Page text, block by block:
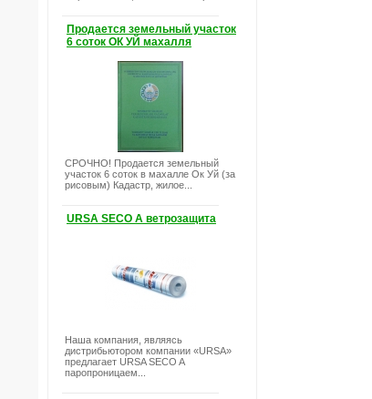
Продается земельный участок
6 соток ОК УЙ махалля
СРОЧНО! Продается земельный
участок 6 соток в махалле Ок Уй (за
рисовым) Кадастр, жилое...
URSA SECO A ветрозащита
Наша компания, являясь
дистрибьютором компании «URSA»
предлагает URSA SECO A
паропроницаем...